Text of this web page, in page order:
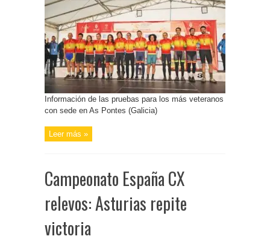
Información de las pruebas para los más veteranos
con sede en As Pontes (Galicia)
Leer más »
Campeonato España CX
relevos: Asturias repite
victoria